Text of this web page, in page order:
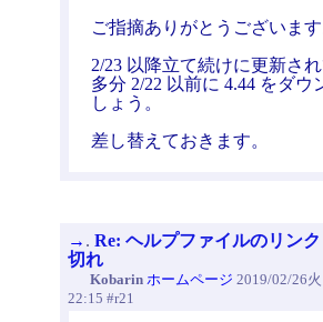
ご指摘ありがとうございます
2/23 以降立て続けに更新さ
多分 2/22 以前に 4.44 をダウ
しょう。
差し替えておきます。
→ . Re: ヘルプファイルのリンク
切れ
Kobarin ホームページ 2019/02/26火
22:15 #r21